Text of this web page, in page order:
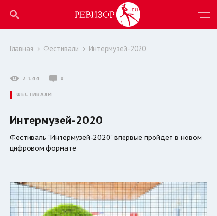
Главная Фестивали Интермузей-2020
2 144 0
ФЕСТИВАЛИ
Интермузей-2020
Фестиваль "Интермузей-2020" впервые пройдет в новом
цифровом формате